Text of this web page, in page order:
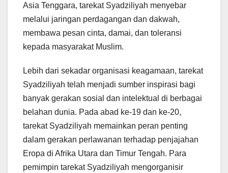
Asia Tenggara, tarekat Syadziliyah menyebar
melalui jaringan perdagangan dan dakwah,
membawa pesan cinta, damai, dan toleransi
kepada masyarakat Muslim.
Lebih dari sekadar organisasi keagamaan, tarekat
Syadziliyah telah menjadi sumber inspirasi bagi
banyak gerakan sosial dan intelektual di berbagai
belahan dunia. Pada abad ke-19 dan ke-20,
tarekat Syadziliyah memainkan peran penting
dalam gerakan perlawanan terhadap penjajahan
Eropa di Afrika Utara dan Timur Tengah. Para
pemimpin tarekat Syadziliyah mengorganisir